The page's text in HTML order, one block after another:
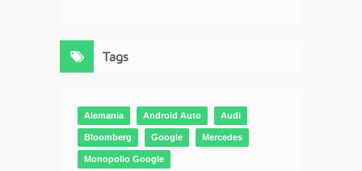
Tags
Alemania Android Auto Audi
Bloomberg Google Mercedes
Monopolio Google